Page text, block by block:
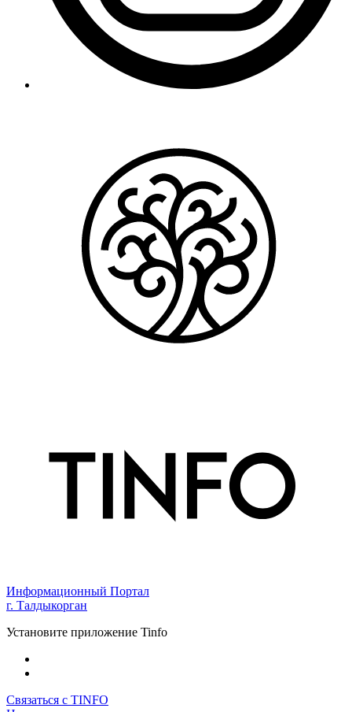
Информационный Портал
г. Талдыкорган
Установите приложение Tinfo
Связаться с TINFO